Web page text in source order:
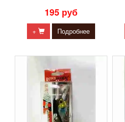
195 руб
+ Подробнее